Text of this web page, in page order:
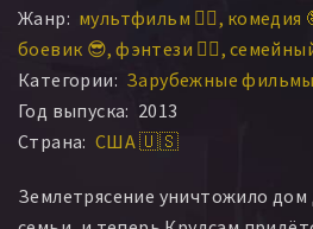
Жанр: мультфильм 🧚‍♀️ комедия
боевик 😎 фэнтези 🧝‍♂️
Категории: Зарубежные фильмы
Год выпуска: 2013
Страна: США 🇺🇸
Землетрясение уничтожило дом